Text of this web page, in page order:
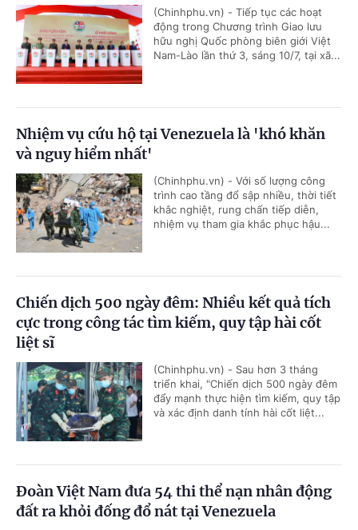
(Chinhphu.vn) - Tiếp tục các hoạt
động trong Chương trình Giao lưu
hữu nghị Quốc phòng biên giới Việt
Nam-Lào lần thứ 3, sáng 10/7, tại xã...
Nhiệm vụ cứu hộ tại Venezuela là 'khó khăn
và nguy hiểm nhất'
(Chinhphu.vn) - Với số lượng công
trình cao tầng đổ sập nhiều, thời tiết
khắc nghiệt, rung chấn tiếp diễn,
nhiệm vụ tham gia khắc phục hậu...
Chiến dịch 500 ngày đêm: Nhiều kết quả tích
cực trong công tác tìm kiếm, quy tập hài cốt
liệt sĩ
(Chinhphu.vn) - Sau hơn 3 tháng
triển khai, "Chiến dịch 500 ngày đêm
đẩy mạnh thực hiện tìm kiếm, quy tập
và xác định danh tính hài cốt liệt...
Đoàn Việt Nam đưa 54 thi thể nạn nhân động
đất ra khỏi đống đổ nát tại Venezuela